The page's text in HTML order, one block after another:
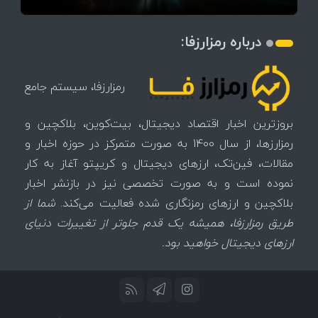
درباره رمزارزفا:
رمزارزفا، سیستم جامع
بروزترین اخبار اقتصاد دیجیتال، بیت‌کوین، بلاکچین و
رمزارزها، از سال 1400 به صورت متمرکز در حوزه اخبار و
مقالات، فین‌تک، ارزهای‌ دیجیتال و کریپتو آغاز به کار
نموده است و به صورت تخصصی نیز در بازنشر اخبار
بلاکچین و ارزهای رمزنگاری شده فعالیت می‌کند.شما از
طریق رمزارزفا، همیشه یک قدم جلوتر از تغییرات دنیای
ارزهای دیجیتال خواهید بود.